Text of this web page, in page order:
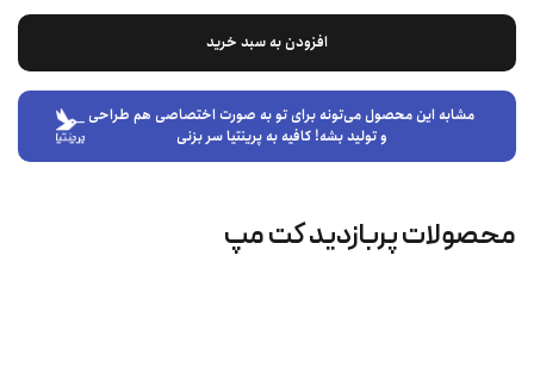
افزودن به سبد خرید
مشابه این محصول می‌تونه برای تو به صورت اختصاصی هم طراحی
و تولید بشه! کافیه به پرینتیا سر بزنی
محصولات پربازدید کت‌ مپ